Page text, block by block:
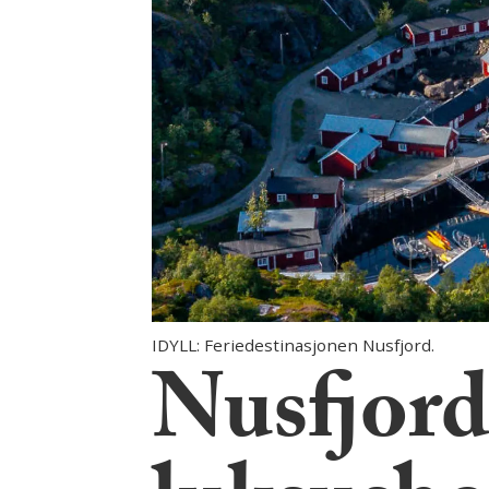
IDYLL: Feriedestinasjonen Nusfjord.